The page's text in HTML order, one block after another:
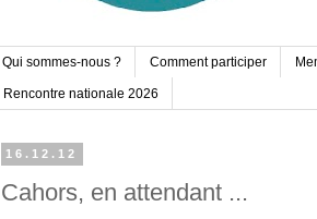
Qui sommes-nous ? Comment participer
Rencontre nationale 2026
16.12.12
Cahors, en attendant ...